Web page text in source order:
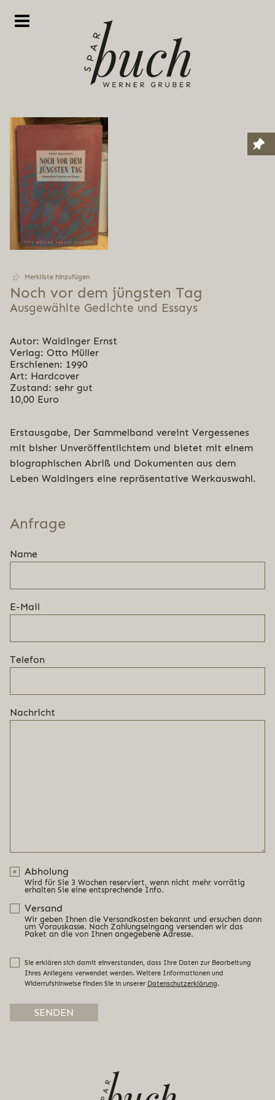
Merkliste hinzufügen
Noch vor dem jüngsten Tag
Ausgewählte Gedichte und Essays
Autor: Waldinger Ernst
Verlag: Otto Müller
Erschienen: 1990
Art: Hardcover
Zustand: sehr gut
10,00 Euro
Erstausgabe, Der Sammelband vereint Vergessenes
mit bisher Unveröffentlichtem und bietet mit einem
biographischen Abriß und Dokumenten aus dem
Leben Waldingers eine repräsentative Werkauswahl.
Anfrage
Name
E-Mail
Telefon
Nachricht
Abholung
Wird für Sie 3 Wochen reserviert, wenn nicht mehr vorrätig
erhalten Sie eine entsprechende Info.
Versand
Wir geben Ihnen die Versandkosten bekannt und ersuchen dann
um Vorauskasse. Nach Zahlungseingang versenden wir das
Paket an die von Ihnen angegebene Adresse.
Sie erklären sich damit einverstanden, dass Ihre Daten zur Bearbeitung
Ihres Anliegens verwendet werden. Weitere Informationen und
Widerrufshinweise finden Sie in unserer Datenschutzerklärung.